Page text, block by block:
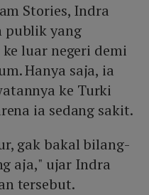
Stories, Indra
publik yang
luar negeri demi
Hanya saja, ia
ke Turki
ia sedang sakit.
gak bakal bilang-
aja," ujar Indra
tersebut.